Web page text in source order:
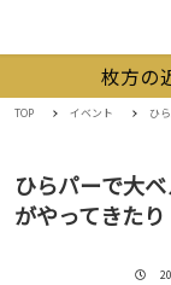
枚方の
TOP イベント ひら
ひらパーで大
がやってきた